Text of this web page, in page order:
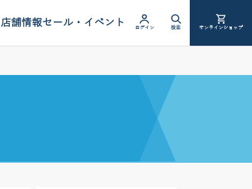
店舗情報セール・イベント ログイン 検索 オンラインショップ